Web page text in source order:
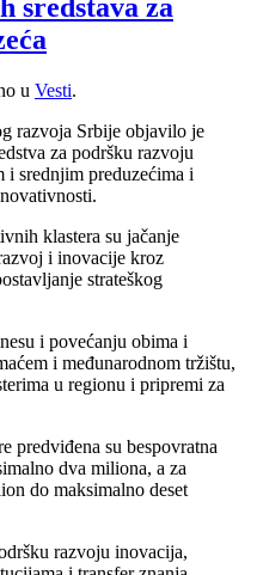
sredstava za
u Vesti.
razvoja Srbije objavilo je
za podršku razvoju
srednjim preduzećima i
klastera su jačanje
i inovacije kroz
strateškog
i povećanju obima i
i međunarodnom tržištu,
u regionu i pripremi za
predviđena su bespovratna
dva miliona, a za
do maksimalno deset
razvoju inovacija,